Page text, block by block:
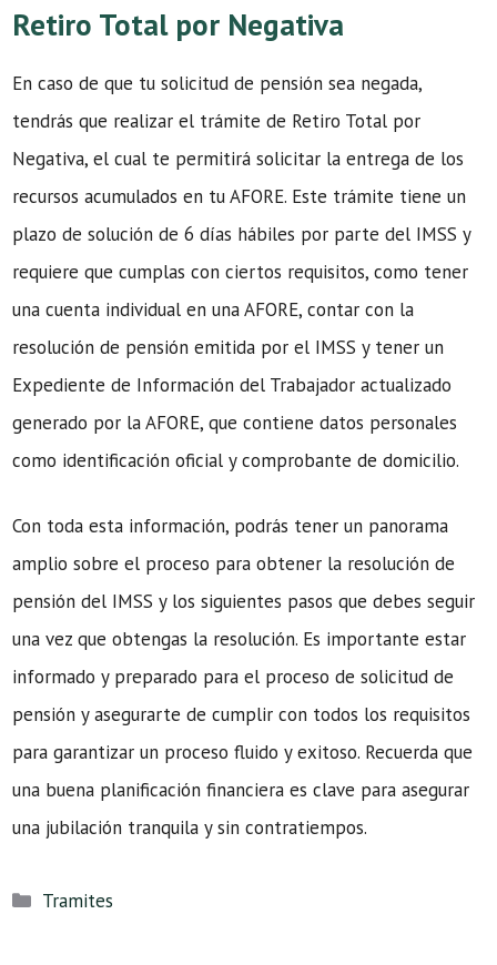
Retiro Total por Negativa
En caso de que tu solicitud de pensión sea negada,
tendrás que realizar el trámite de Retiro Total por
Negativa, el cual te permitirá solicitar la entrega de los
recursos acumulados en tu AFORE. Este trámite tiene un
plazo de solución de 6 días hábiles por parte del IMSS y
requiere que cumplas con ciertos requisitos, como tener
una cuenta individual en una AFORE, contar con la
resolución de pensión emitida por el IMSS y tener un
Expediente de Información del Trabajador actualizado
generado por la AFORE, que contiene datos personales
como identificación oficial y comprobante de domicilio.
Con toda esta información, podrás tener un panorama
amplio sobre el proceso para obtener la resolución de
pensión del IMSS y los siguientes pasos que debes seguir
una vez que obtengas la resolución. Es importante estar
informado y preparado para el proceso de solicitud de
pensión y asegurarte de cumplir con todos los requisitos
para garantizar un proceso fluido y exitoso. Recuerda que
una buena planificación financiera es clave para asegurar
una jubilación tranquila y sin contratiempos.
Categorías
Tramites